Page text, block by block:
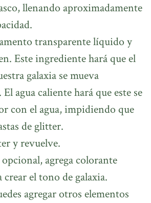
llenando aproximadamente
transparente líquido y
Este ingrediente hará que el
galaxia se mueva
agua caliente hará que este se
con el agua, impidiendo que
de glitter.
y revuelve.
agrega colorante
crear el tono de galaxia.
agregar otros elementos